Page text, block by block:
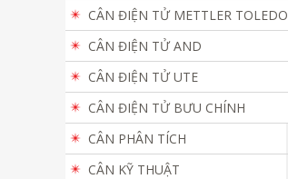
CÂN ĐIỆN TỬ METTLER TOLEDO
CÂN ĐIỆN TỬ AND
CÂN ĐIỆN TỬ UTE
CÂN ĐIỆN TỬ BƯU CHÍNH
CÂN PHÂN TÍCH
CÂN KỸ THUẬT